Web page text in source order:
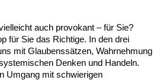
auch provokant – für Sie?
für Sie das Richtige. In den drei
mit Glaubenssätzen, Wahrnehmung
Denken und Handeln.
Umgang mit schwierigen